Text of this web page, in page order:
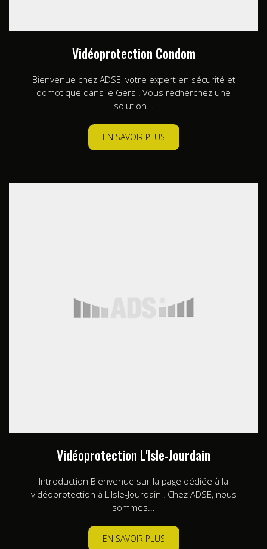
Vidéoprotection Condom
Bienvenue chez ADSE, votre expert en sécurité et
domotique dans le Gers ! Vous recherchez une
solution...
EN SAVOIR PLUS
Vidéoprotection L'Isle-Jourdain
Introduction Bienvenue sur la page dédiée à la
vidéoprotection à L'Isle-Jourdain ! Chez ADSE, nous
sommes...
EN SAVOIR PLUS